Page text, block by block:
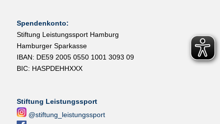
Spendenkonto:
Stiftung Leistungssport Hamburg
Hamburger Sparkasse
IBAN: DE59 2005 0550 1001 3093 09
BIC: HASPDEHHXXX
Stiftung Leistungssport
@stiftung_leistungssport